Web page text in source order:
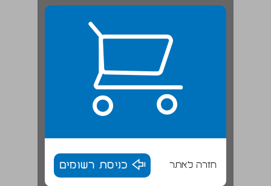
חזרה לאתר כניסת רשומים